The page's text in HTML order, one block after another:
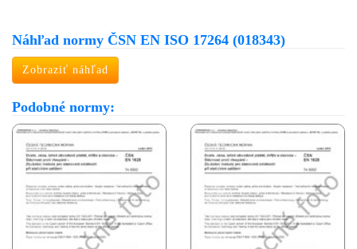
Náhľad normy ČSN EN ISO 17264 (018343)
Zobraziť náhľad
Podobné normy: